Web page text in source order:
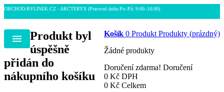
OBCHOD-BYLINEK.CZ - ARCTERYX (Pracovní doba Po–Pá: 9:00–16:00)
Menu
Košík 0 Produkt Produkty (prázdný)
Žádné produkty
Doručení zdarma! Doručení
0 Kč DPH
0 Kč Celkem
Produkt byl
úspěšně
přidán do
nákupního košíku